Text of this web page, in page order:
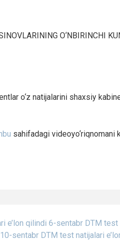
O‘NBIRINCHI
o‘z natijalarini shaxsiy
sahifadagi videoyo‘riqnomani
e’lon qilindi 6-sentabr DTM test
10-sentabr DTM test natijalari